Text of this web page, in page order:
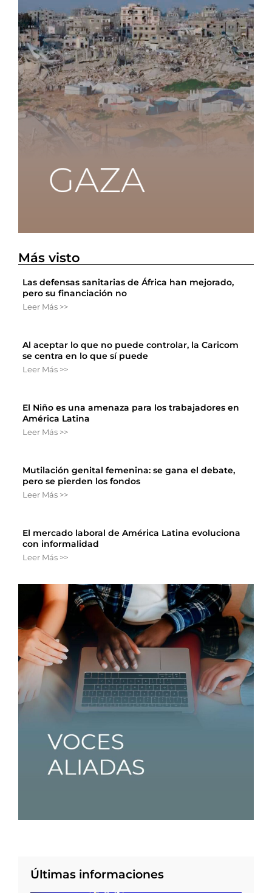
Más visto
Las defensas sanitarias de África han mejorado,
pero su financiación no
Leer Más >>
Al aceptar lo que no puede controlar, la Caricom
se centra en lo que sí puede
Leer Más >>
El Niño es una amenaza para los trabajadores en
América Latina
Leer Más >>
Mutilación genital femenina: se gana el debate,
pero se pierden los fondos
Leer Más >>
El mercado laboral de América Latina evoluciona
con informalidad
Leer Más >>
Últimas informaciones